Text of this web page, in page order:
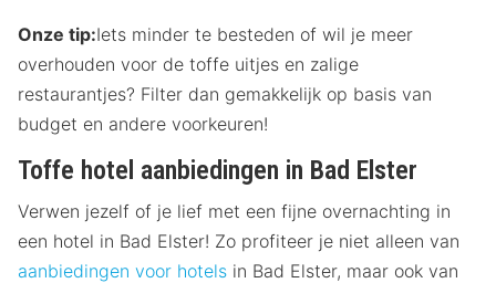
Onze tip:Iets minder te besteden of wil je meer
overhouden voor de toffe uitjes en zalige
restaurantjes? Filter dan gemakkelijk op basis van
budget en andere voorkeuren!
Toffe hotel aanbiedingen in Bad Elster
Verwen jezelf of je lief met een fijne overnachting in
een hotel in Bad Elster! Zo profiteer je niet alleen van
aanbiedingen voor hotels in Bad Elster, maar ook van